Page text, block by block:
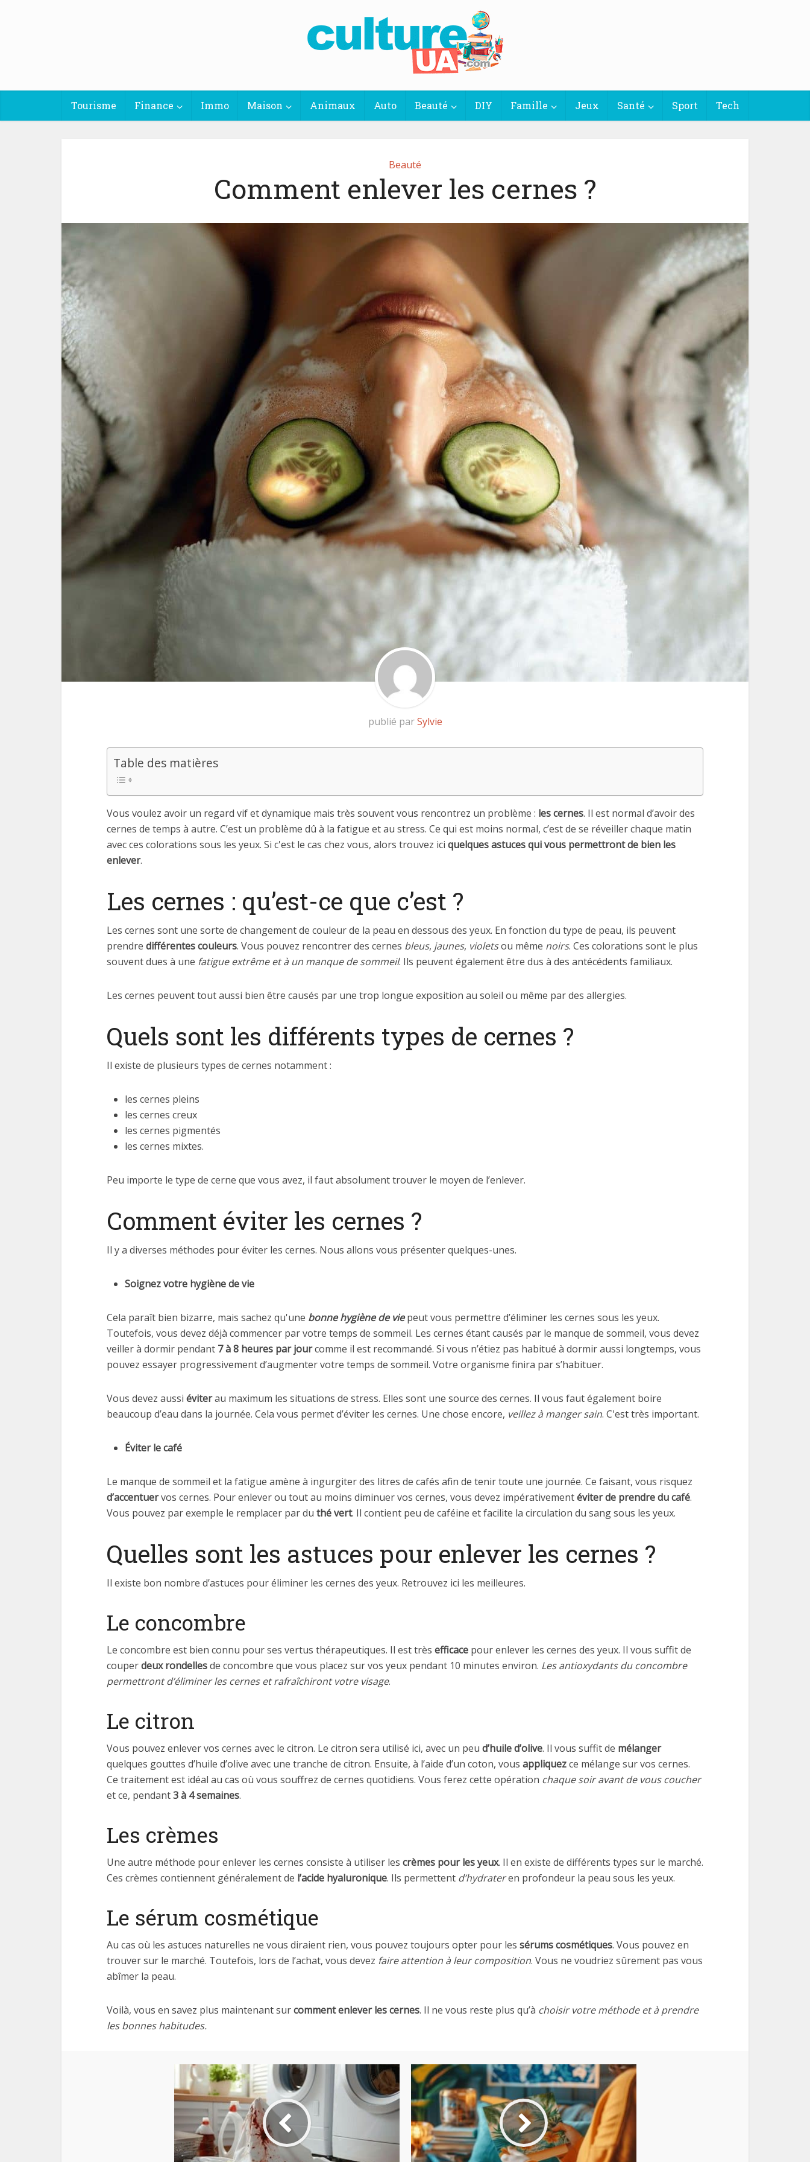
Tourisme Finance Immo Maison Animaux Auto Beauté DIY Famille Jeux Santé Sport Tech
Beauté
Comment enlever les cernes ?
publié parSylvie
Table des matières
Vous voulez avoir un regard vif et dynamique mais très souvent vous rencontrez un problème : les cernes. Il est normal d’avoir des
cernes de temps à autre. C’est un problème dû à la fatigue et au stress. Ce qui est moins normal, c’est de se réveiller chaque matin
avec ces colorations sous les yeux. Si c'est le cas chez vous, alors trouvez ici quelques astuces qui vous permettront de bien les
enlever.
Les cernes : qu’est-ce que c’est ?
Les cernes sont une sorte de changement de couleur de la peau en dessous des yeux. En fonction du type de peau, ils peuvent
prendre différentes couleurs. Vous pouvez rencontrer des cernes bleus, jaunes, violetsou même noirs. Ces colorations sont le plus
souvent dues à une fatigue extrême et à un manque de sommeil. Ils peuvent également être dus à des antécédents familiaux.
Les cernes peuvent tout aussi bien être causés par une trop longue exposition au soleil ou même par des allergies.
Quels sont les différents types de cernes ?
Il existe de plusieurs types de cernes notamment :
les cernes pleins
les cernes creux
les cernes pigmentés
les cernes mixtes.
Peu importe le type de cerne que vous avez, il faut absolument trouver le moyen de l’enlever.
Comment éviter les cernes ?
Il y a diverses méthodes pour éviter les cernes. Nous allons vous présenter quelques-unes.
Soignez votre hygiène de vie
Cela paraît bien bizarre, mais sachez qu'une bonne hygiène de viepeut vous permettre d’éliminer les cernes sous les yeux.
Toutefois, vous devez déjà commencer par votre temps de sommeil. Les cernes étant causés par le manque de sommeil, vous devez
veiller à dormir pendant 7 à 8 heures par jourcomme il est recommandé. Si vous n’étiez pas habitué à dormir aussi longtemps, vous
pouvez essayer progressivement d’augmenter votre temps de sommeil. Votre organisme finira par s’habituer.
Vous devez aussi éviterau maximum les situations de stress. Elles sont une source des cernes. Il vous faut également boire
beaucoup d’eau dans la journée. Cela vous permet d’éviter les cernes. Une chose encore, veillez à manger sain. C'est très important.
Éviter le café
Le manque de sommeil et la fatigue amène à ingurgiter des litres de cafés afin de tenir toute une journée. Ce faisant, vous risquez
d’accentuervos cernes. Pour enlever ou tout au moins diminuer vos cernes, vous devez impérativementéviter de prendre du café.
Vous pouvez par exemple le remplacer par du thé vert. Il contient peu de caféine et facilite la circulation du sang sous les yeux.
Quelles sont les astuces pour enlever les cernes ?
Il existe bon nombre d’astuces pour éliminer les cernes des yeux. Retrouvez ici les meilleures.
Le concombre
Le concombre est bien connu pour ses vertus thérapeutiques. Il est très efficace pour enlever les cernes des yeux. Il vous suffit de
couperdeux rondellesde concombre que vous placez sur vos yeux pendant 10 minutes environ. Les antioxydants du concombre
permettront d’éliminer les cernes et rafraîchiront votre visage.
Le citron
Vous pouvez enlever vos cernes avec le citron. Le citron sera utilisé ici, avec un peu d’huile d’olive. Il vous suffit de mélanger
quelques gouttes d’huile d’olive avec une tranche de citron. Ensuite, à l’aide d’un coton, vous appliquezce mélange sur vos cernes.
Ce traitement est idéal au cas où vous souffrez de cernes quotidiens. Vous ferez cette opération chaque soir avant de vous coucher
et ce, pendant3 à 4 semaines.
Les crèmes
Une autre méthode pour enlever les cernes consiste à utiliser les crèmes pour les yeux. Il en existe de différents types sur le marché.
Ces crèmes contiennent généralement de l’acide hyaluronique. Ils permettent d’hydrateren profondeur la peau sous les yeux.
Le sérum cosmétique
Au cas où les astuces naturelles ne vous diraient rien, vous pouvez toujours opter pour les sérums cosmétiques. Vous pouvez en
trouver sur le marché. Toutefois, lors de l’achat, vous devez faire attention à leur composition. Vous ne voudriez sûrement pas vous
abîmer la peau.
Voilà, vous en savez plus maintenant surcomment enlever les cernes. Il ne vous reste plus qu’à choisir votre méthode et à prendre
les bonnes habitudes.